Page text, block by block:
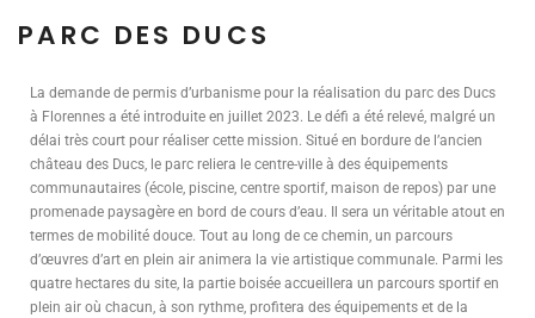
PARC DES DUCS
La demande de permis d’urbanisme pour la réalisation du parc des Ducs
à Florennes a été introduite en juillet 2023. Le défi a été relevé, malgré un
délai très court pour réaliser cette mission. Situé en bordure de l’ancien
château des Ducs, le parc reliera le centre-ville à des équipements
communautaires (école, piscine, centre sportif, maison de repos) par une
promenade paysagère en bord de cours d’eau. Il sera un véritable atout en
termes de mobilité douce. Tout au long de ce chemin, un parcours
d’œuvres d’art en plein air animera la vie artistique communale. Parmi les
quatre hectares du site, la partie boisée accueillera un parcours sportif en
plein air où chacun, à son rythme, profitera des équipements et de la